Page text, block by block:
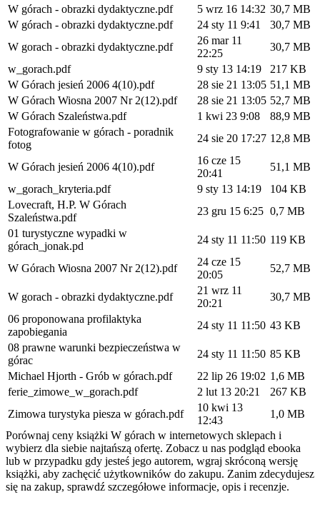
W górach - obrazki dydaktyczne.pdf
5 wrz 16 14:32 30,7 MB
W górach - obrazki dydaktyczne.pdf
24 sty 11 9:41
30,7 MB
W gorach - obrazki dydaktyczne.pdf
26 mar 11
22:25
30,7 MB
w_gorach.pdf
9 sty 13 14:19
217 KB
W Górach jesień 2006 4(10).pdf
28 sie 21 13:05 51,1 MB
W Górach Wiosna 2007 Nr 2(12).pdf
28 sie 21 13:05 52,7 MB
W Górach Szaleństwa.pdf
1 kwi 23 9:08
88,9 MB
Fotografowanie w górach - poradnik
fotog
24 sie 20 17:27 12,8 MB
W Górach jesień 2006 4(10).pdf
16 cze 15
20:41
51,1 MB
w_gorach_kryteria.pdf
9 sty 13 14:19
104 KB
Lovecraft, H.P. W Górach
Szaleństwa.pdf
23 gru 15 6:25 0,7 MB
01 turystyczne wypadki w
górach_jonak.pd
24 sty 11 11:50 119 KB
W Górach Wiosna 2007 Nr 2(12).pdf
24 cze 15
20:05
52,7 MB
W gorach - obrazki dydaktyczne.pdf
21 wrz 11
20:21
30,7 MB
06 proponowana profilaktyka
zapobiegania
24 sty 11 11:50 43 KB
08 prawne warunki bezpieczeństwa w
górac
24 sty 11 11:50 85 KB
Michael Hjorth - Grób w górach.pdf
22 lip 26 19:02 1,6 MB
ferie_zimowe_w_gorach.pdf
2 lut 13 20:21
267 KB
Zimowa turystyka piesza w górach.pdf
10 kwi 13
12:43
1,0 MB
Porównaj ceny książki W górach w internetowych sklepach i
wybierz dla siebie najtańszą ofertę. Zobacz u nas podgląd ebooka
lub w przypadku gdy jesteś jego autorem, wgraj skróconą wersję
książki, aby zachęcić użytkowników do zakupu. Zanim zdecydujesz
się na zakup, sprawdź szczegółowe informacje, opis i recenzje.